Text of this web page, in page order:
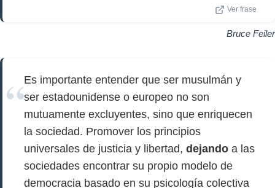
Ver frase
Bruce Feiler
Es importante entender que ser musulmán y
ser estadounidense o europeo no son
mutuamente excluyentes, sino que enriquecen
la sociedad. Promover los principios
universales de justicia y libertad, dejando a las
sociedades encontrar su propio modelo de
democracia basado en su psicología colectiva